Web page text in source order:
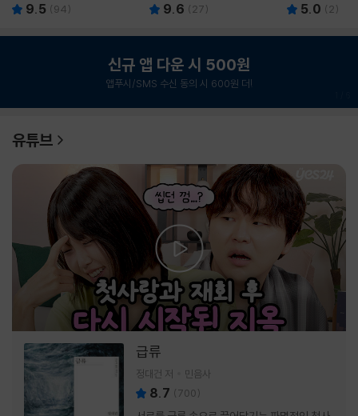
9.5 (94) 9.6 ( 27) 5.0 ( 2)
신규 앱 다운 시 500원
앱푸시/SMS 수신 동의 시 600원 더!
유튜브
급류
정대건 저 민음사
8.7 (700)